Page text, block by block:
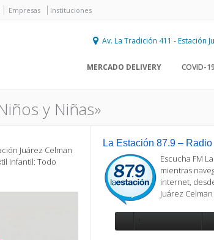
Empresas Instituciones
Av. La Tradición 411 - Estación
MERCADO DELIVERY COVID-19
y Niñas»
Juárez Celman
Infantil: Todo
La Estación 87.9 – Radio
Escucha FM
mientras
internet,
Juárez